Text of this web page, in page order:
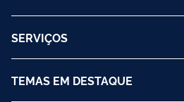
SERVIÇOS
TEMAS EM DESTAQUE